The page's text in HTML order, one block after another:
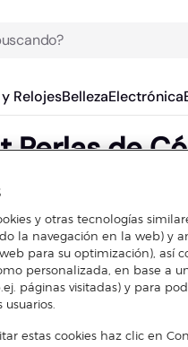
RelojesBellezaElectrónica
Perlas de
y otras tecnologías
la navegación en la web) y
para su optimización), así
personalizada, en base a
páginas visitadas) y para
estas cookies haz clic en